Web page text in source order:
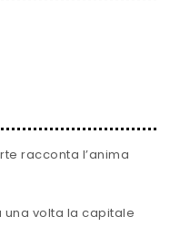
racconta l’anima
volta la capitale